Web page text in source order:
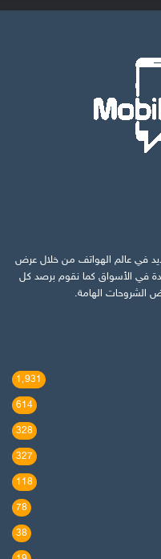
في عالم الهواتف من خلال عرض
في الأسواق كما نقوم برصد كل
الشروحات الهامة.
1٬931
614
328
327
118
78
38